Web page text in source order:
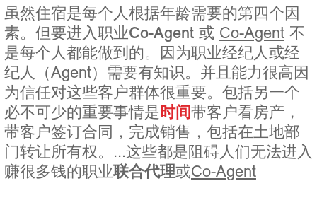
虽然住宿是每个人根据年龄需要的第四个因
素。但要进入职业Co-Agent 或 Co-Agent 不
是每个人都能做到的。因为职业经纪人或经
纪人（Agent）需要有知识。并且能力很高因
为信任对这些客户群体很重要。包括另一个
必不可少的重要事情是时间带客户看房产，
带客户签订合同，完成销售，包括在土地部
门转让所有权。...这些都是阻碍人们无法进入
赚很多钱的职业联合代理或Co-Agent